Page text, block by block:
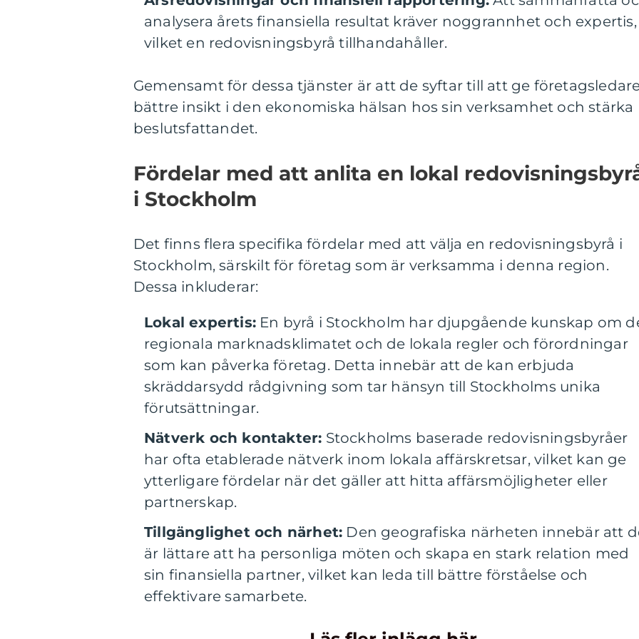
analysera årets finansiella resultat kräver noggrannhet och expertis,
vilket en redovisningsbyrå tillhandahåller.
Gemensamt för dessa tjänster är att de syftar till att ge
bättre insikt i den ekonomiska hälsan hos sin verksamhet och stärka
beslutsfattandet.
Fördelar med att anlita en lokal
i Stockholm
Det finns flera specifika fördelar med att välja en redovisningsbyrå i
Stockholm, särskilt för företag som är verksamma i denna region.
Dessa inkluderar:
Lokal expertis: En byrå i Stockholm har djupgående kunskap om
regionala marknadsklimatet och de lokala regler och förordningar
som kan påverka företag. Detta innebär att de kan erbjuda
skräddarsydd rådgivning som tar hänsyn till Stockholms unika
förutsättningar.
Nätverk och kontakter: Stockholms baserade redovisningsbyråer
har ofta etablerade nätverk inom lokala affärskretsar, vilket kan ge
ytterligare fördelar när det gäller att hitta affärsmöjligheter eller
partnerskap.
Tillgänglighet och närhet: Den geografiska närheten innebär att
är lättare att ha personliga möten och skapa en stark relation med
sin finansiella partner, vilket kan leda till bättre förståelse och
effektivare samarbete.